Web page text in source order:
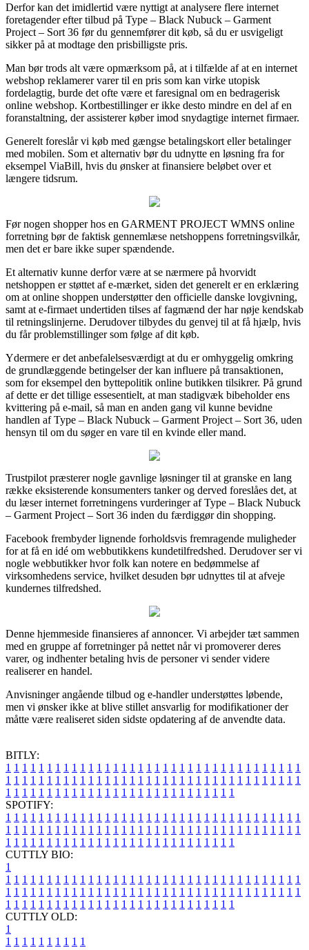
Derfor kan det imidlertid være nyttigt at analysere flere internet
foretagender efter tilbud på Type – Black Nubuck – Garment
Project – Sort 36 før du gennemfører dit køb, så du er usvigeligt
sikker på at modtage den prisbilligste pris.
Man bør trods alt være opmærksom på, at i tilfælde af at en internet
webshop reklamerer varer til en pris som kan virke utopisk
fordelagtig, burde det ofte være et faresignal om en bedragerisk
online webshop. Kortbestillinger er ikke desto mindre en del af en
foranstaltning, der assisterer køber imod snydagtige internet firmaer.
Generelt foreslår vi køb med gængse betalingskort eller betalinger
med mobilen. Som et alternativ bør du udnytte en løsning fra for
eksempel ViaBill, hvis du ønsker at finansiere beløbet over et
længere tidsrum.
Før nogen shopper hos en GARMENT PROJECT WMNS online
forretning bør de faktisk gennemlæse netshoppens forretningsvilkår,
men det er bare ikke super spændende.
Et alternativ kunne derfor være at se nærmere på hvorvidt
netshoppen er støttet af e-mærket, siden det generelt er en erklæring
om at online shoppen understøtter den officielle danske lovgivning,
samt at e-firmaet undertiden tilses af fagmænd der har nøje kendskab
til retningslinjerne. Derudover tilbydes du genvej til at få hjælp, hvis
du får problemstillinger som følge af dit køb.
Ydermere er det anbefalelsesværdigt at du er omhyggelig omkring
de grundlæggende betingelser der kan influere på transaktionen,
som for eksempel den byttepolitik online butikken tilsikrer. På grund
af dette er det tillige essesentielt, at man stadigvæk bibeholder ens
kvittering på e-mail, så man en anden gang vil kunne bevidne
handlen af Type – Black Nubuck – Garment Project – Sort 36, uden
hensyn til om du søger en vare til en kvinde eller mand.
Trustpilot præsterer nogle gavnlige løsninger til at granske en lang
række eksisterende konsumenters tanker og derved foreslåes det, at
du læser internet forretningens vurderinger af Type – Black Nubuck
– Garment Project – Sort 36 inden du færdiggør din shopping.
Facebook frembyder lignende forholdsvis fremragende muligheder
for at få en idé om webbutikkens kundetilfredshed. Derudover ser vi
nogle webbutikker hvor folk kan notere en bedømmelse af
virksomhedens service, hvilket desuden bør udnyttes til at afveje
kundernes tilfredshed.
Denne hjemmeside finansieres af annoncer. Vi arbejder tæt sammen
med en gruppe af forretninger på nettet når vi promoverer deres
varer, og indhenter betaling hvis de personer vi sender videre
realiserer en handel.
Anvisninger angående tilbud og e-handler understøttes løbende,
men vi ønsker ikke at blive stillet ansvarlig for modifikationer der
måtte være realiseret siden sidste opdatering af de anvendte data.
BITLY:
1 1 1 1 1 1 1 1 1 1 1 1 1 1 1 1 1 1 1 1 1 1 1 1 1 1 1 1 1 1 1 1 1 1 1 1
1 1 1 1 1 1 1 1 1 1 1 1 1 1 1 1 1 1 1 1 1 1 1 1 1 1 1 1 1 1 1 1 1 1 1 1
1 1 1 1 1 1 1 1 1 1 1 1 1 1 1 1 1 1 1 1 1 1 1 1 1 1 1 1
SPOTIFY:
1 1 1 1 1 1 1 1 1 1 1 1 1 1 1 1 1 1 1 1 1 1 1 1 1 1 1 1 1 1 1 1 1 1 1 1
1 1 1 1 1 1 1 1 1 1 1 1 1 1 1 1 1 1 1 1 1 1 1 1 1 1 1 1 1 1 1 1 1 1 1 1
1 1 1 1 1 1 1 1 1 1 1 1 1 1 1 1 1 1 1 1 1 1 1 1 1 1 1 1
CUTTLY BIO:
1
1 1 1 1 1 1 1 1 1 1 1 1 1 1 1 1 1 1 1 1 1 1 1 1 1 1 1 1 1 1 1 1 1 1 1 1
1 1 1 1 1 1 1 1 1 1 1 1 1 1 1 1 1 1 1 1 1 1 1 1 1 1 1 1 1 1 1 1 1 1 1 1
1 1 1 1 1 1 1 1 1 1 1 1 1 1 1 1 1 1 1 1 1 1 1 1 1 1 1 1
CUTTLY OLD:
1
1 1 1 1 1 1 1 1 1 1